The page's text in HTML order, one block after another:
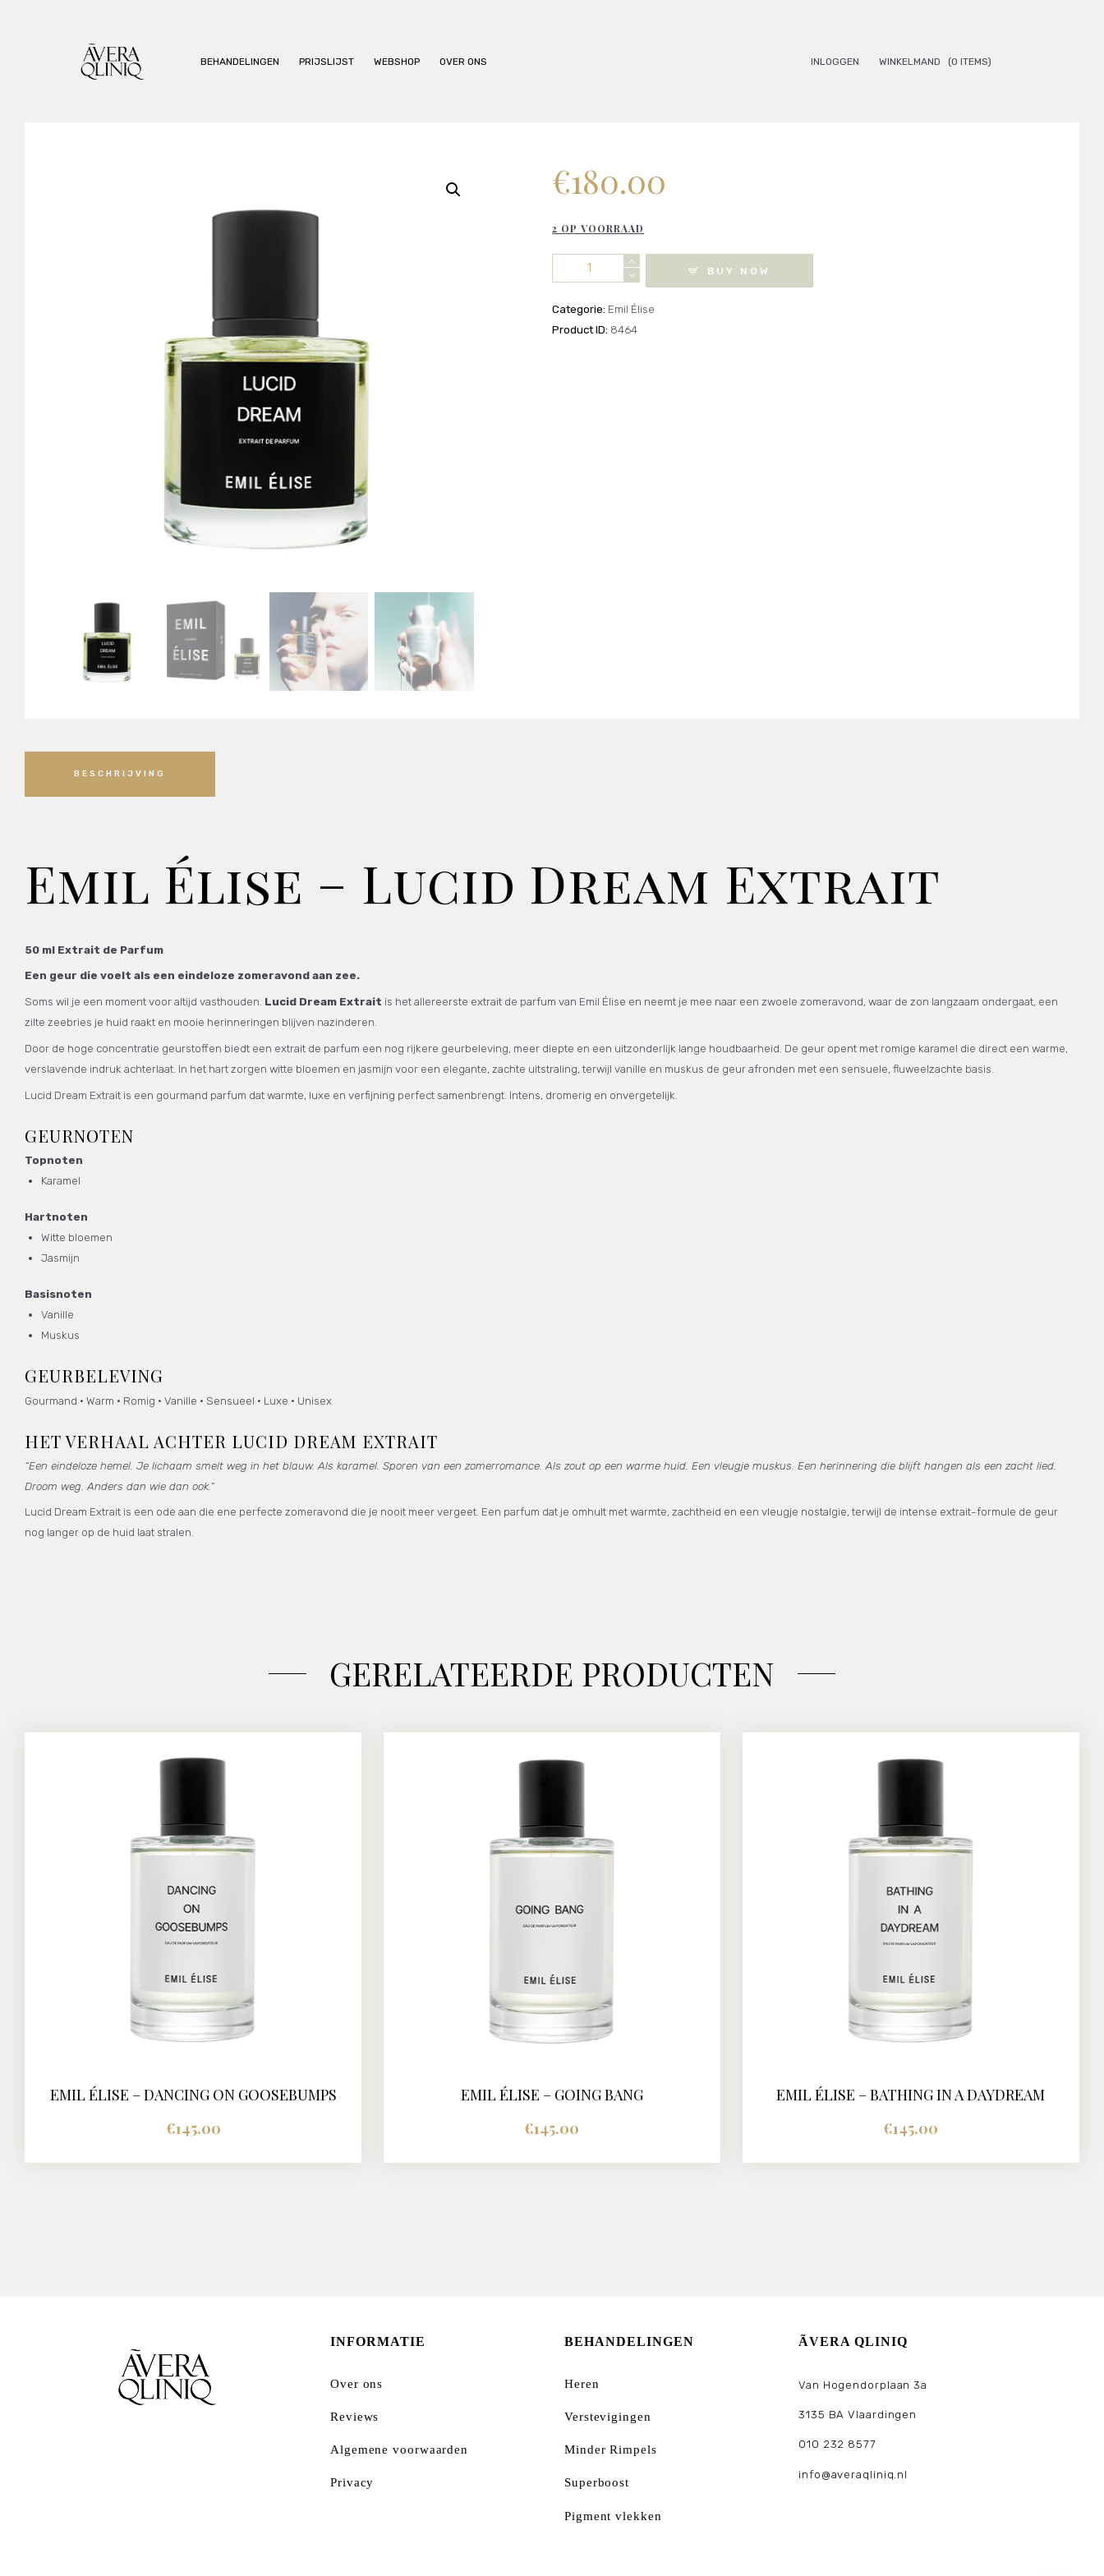
BEHANDELINGEN PRIJSLIJST WEBSHOP OVER ONS INLOGGEN WINKELMAND (0 ITEMS)
PRIJSLIJST
€180.00
2 OP VOORRAAD
Élise
-
Lucid
BUY NOW
Categorie: Emil Élise
Product ID: 8464
BESCHRIJVING
Emil Élise – Lucid Dream Extrait
50 ml Extrait de Parfum
Een geur die voelt als een eindeloze zomeravond aan zee.
Soms wil je een moment voor altijd vasthouden. Lucid Dream Extrait is het allereerste extrait de parfum van Emil Élise en neemt je mee naar een zwoele zomeravond, waar de zon langzaam ondergaat, een
zilte zeebries je huid raakt en mooie herinneringen blijven nazinderen.
Door de hoge concentratie geurstoffen biedt een extrait de parfum een nog rijkere geurbeleving, meer diepte en een uitzonderlijk lange houdbaarheid. De geur opent met romige karamel die direct een warme,
verslavende indruk achterlaat. In het hart zorgen witte bloemen en jasmijn voor een elegante, zachte uitstraling, terwijl vanille en muskus de geur afronden met een sensuele, fluweelzachte basis.
Lucid Dream Extrait is een gourmand parfum dat warmte, luxe en verfijning perfect samenbrengt. Intens, dromerig en onvergetelijk.
GEURNOTEN
Topnoten
Karamel
Hartnoten
Witte bloemen
Jasmijn
Basisnoten
Vanille
Muskus
GEURBELEVING
Gourmand • Warm • Romig • Vanille • Sensueel • Luxe • Unisex
HET VERHAAL ACHTER LUCID DREAM EXTRAIT
“Een eindeloze hemel. Je lichaam smelt weg in het blauw. Als karamel. Sporen van een zomerromance. Als zout op een warme huid. Een vleugje muskus. Een herinnering die blijft hangen als een zacht lied.
Droom weg. Anders dan wie dan ook.”
Lucid Dream Extrait is een ode aan die ene perfecte zomeravond die je nooit meer vergeet. Een parfum dat je omhult met warmte, zachtheid en een vleugje nostalgie, terwijl de intense extrait-formule de geur
nog langer op de huid laat stralen.
GERELATEERDE PRODUCTEN
BUY NOW DETAILS
EMIL ÉLISE – DANCING ON GOOSEBUMPS
€145.00
BUY NOW DETAILS
EMIL ÉLISE – GOING BANG
€145.00
BUY NOW DETAILS
EMIL ÉLISE – BATHING IN A DAYDREAM
€145.00
INFORMATIE
Over ons
Reviews
Algemene voorwaarden
Privacy
BEHANDELINGEN
Heren
Verstevigingen
Minder Rimpels
Superboost
Pigment vlekken
ÃVERA QLINIQ
Van Hogendorplaan 3a
3135 BA Vlaardingen
010 232 8577
info@averaqliniq.nl